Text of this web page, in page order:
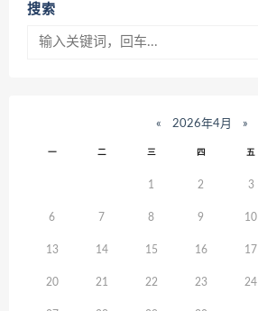
搜索
« 2026年4月 »
一 二 三 四 五
1 2 3
6 7 8 9 10
13 14 15 16 17
20 21 22 23 24